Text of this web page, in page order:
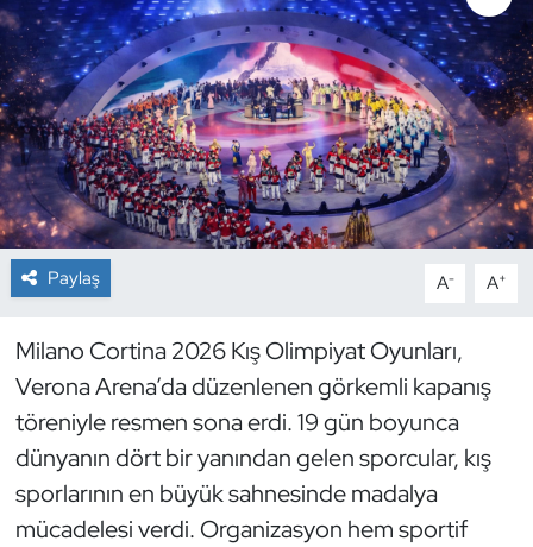
Paylaş A- A+
Milano Cortina 2026 Kış Olimpiyat Oyunları,
Verona Arena’da düzenlenen görkemli kapanış
töreniyle resmen sona erdi. 19 gün boyunca
dünyanın dört bir yanından gelen sporcular, kış
sporlarının en büyük sahnesinde madalya
mücadelesi verdi. Organizasyon hem sportif
Çim Hokeyi
Cimnastik
Curling
Dağcılık
Dans Sporları
Dövüş Sanatı
E-Spor
Eskrim
Futbol